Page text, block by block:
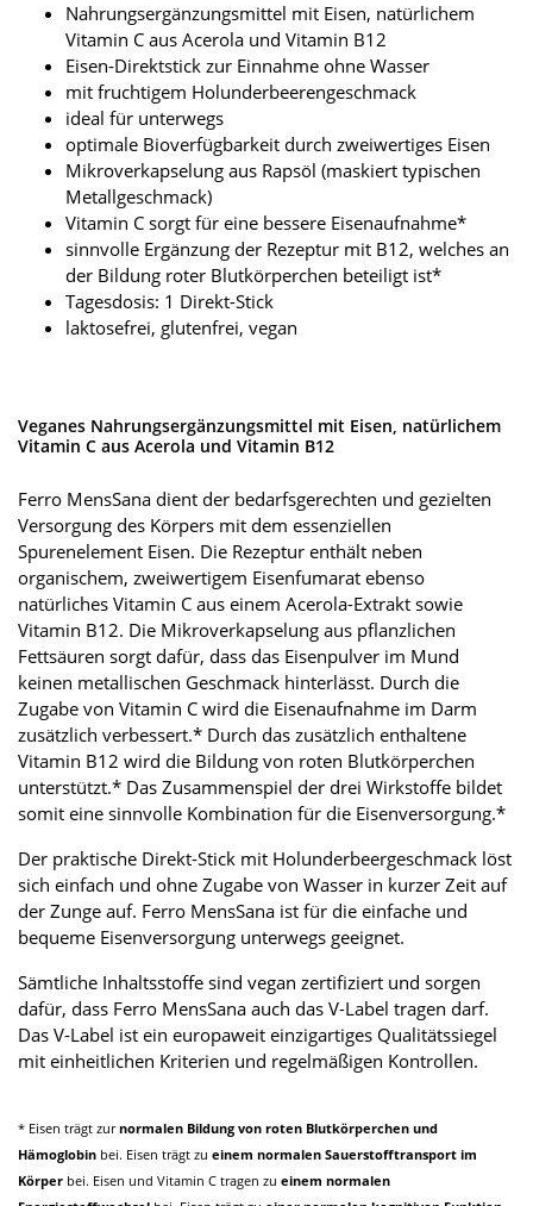
Nahrungsergänzungsmittel mit Eisen, natürlichem
Vitamin C aus Acerola und Vitamin B12
Eisen-Direktstick zur Einnahme ohne Wasser
mit fruchtigem Holunderbeerengeschmack
ideal für unterwegs
optimale Bioverfügbarkeit durch zweiwertiges Eisen
Mikroverkapselung aus Rapsöl (maskiert typischen
Metallgeschmack)
Vitamin C sorgt für eine bessere Eisenaufnahme*
sinnvolle Ergänzung der Rezeptur mit B12, welches an
der Bildung roter Blutkörperchen beteiligt ist*
Tagesdosis: 1 Direkt-Stick
laktosefrei, glutenfrei, vegan
Veganes Nahrungsergänzungsmittel mit Eisen, natürlichem
Vitamin C aus Acerola und Vitamin B12
Ferro MensSana dient der bedarfsgerechten und gezielten
Versorgung des Körpers mit dem essenziellen
Spurenelement Eisen. Die Rezeptur enthält neben
organischem, zweiwertigem Eisenfumarat ebenso
natürliches Vitamin C aus einem Acerola-Extrakt sowie
Vitamin B12. Die Mikroverkapselung aus pflanzlichen
Fettsäuren sorgt dafür, dass das Eisenpulver im Mund
keinen metallischen Geschmack hinterlässt. Durch die
Zugabe von Vitamin C wird die Eisenaufnahme im Darm
zusätzlich verbessert.* Durch das zusätzlich enthaltene
Vitamin B12 wird die Bildung von roten Blutkörperchen
unterstützt.* Das Zusammenspiel der drei Wirkstoffe bildet
somit eine sinnvolle Kombination für die Eisenversorgung.*
Der praktische Direkt-Stick mit Holunderbeergeschmack löst
sich einfach und ohne Zugabe von Wasser in kurzer Zeit auf
der Zunge auf. Ferro MensSana ist für die einfache und
bequeme Eisenversorgung unterwegs geeignet.
Sämtliche Inhaltsstoffe sind vegan zertifiziert und sorgen
dafür, dass Ferro MensSana auch das V-Label tragen darf.
Das V-Label ist ein europaweit einzigartiges Qualitätssiegel
mit einheitlichen Kriterien und regelmäßigen Kontrollen.
* Eisen trägt zurnormalen Bildung von roten Blutkörperchen und
Hämoglobin bei. Eisen trägt zu einem normalen Sauerstofftransport im
Körper bei. Eisen und Vitamin C tragen zu einem normalen